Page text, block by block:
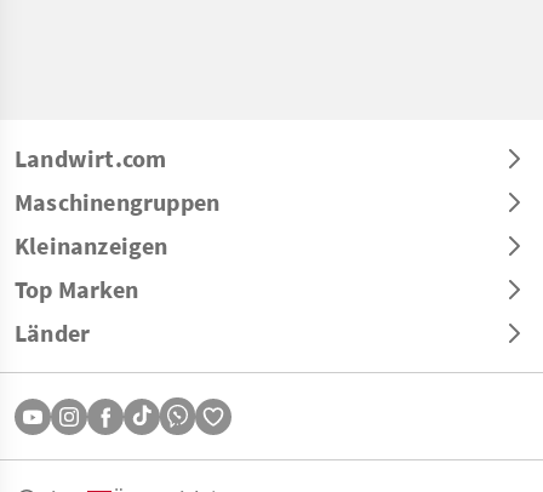
Landwirt.com
Maschinengruppen
Kleinanzeigen
Top Marken
Länder